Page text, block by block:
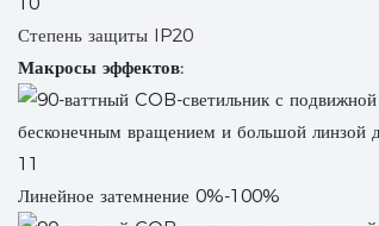
Степень защиты IP20
Макросы эффектов:
Линейное затемнение 0%-100%